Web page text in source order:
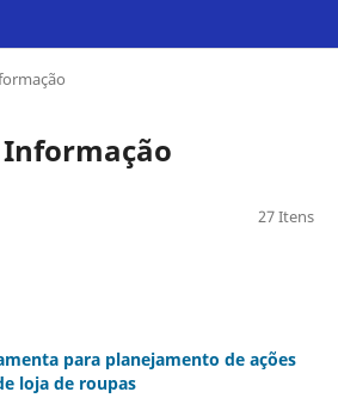
Informação
27 Itens
para planejamento de ações
loja de roupas